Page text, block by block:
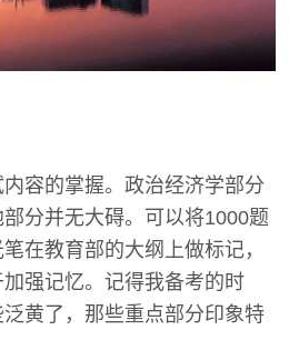
容的掌握。政治经济学部分
分并无大碍。可以将1000题
在教育部的大纲上做标记，
强记忆。记得我备考的时
黄了，那些重点部分印象特